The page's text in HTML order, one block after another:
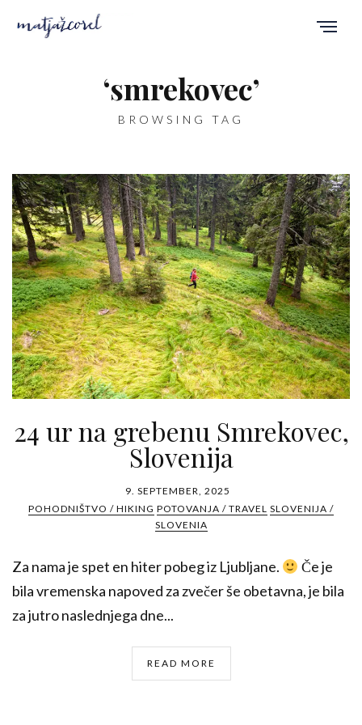
‘smrekovec’
BROWSING TAG
24 ur na grebenu Smrekovec,
Slovenija
9. SEPTEMBER, 2025
POHODNIŠTVO / HIKING POTOVANJA / TRAVEL SLOVENIJA /
SLOVENIA
Za nama je spet en hiter pobeg iz Ljubljane.
Če je
bila vremenska napoved za zvečer še obetavna, je bila
za jutro naslednjega dne...
READ MORE